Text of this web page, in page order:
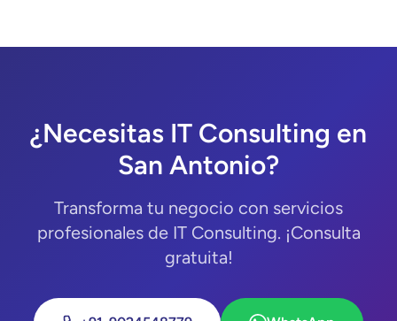
¿Necesitas IT Consulting en
San Antonio?
Transforma tu negocio con servicios
profesionales de IT Consulting. ¡Consulta
gratuita!